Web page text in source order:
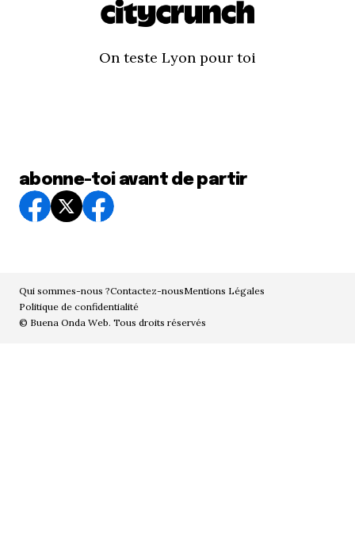
On teste Lyon pour toi
abonne-toi avant de partir
Qui sommes-nous ?Contactez-nousMentions Légales
Politique de confidentialité
© Buena Onda Web. Tous droits réservés